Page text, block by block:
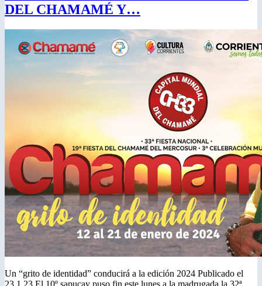
DEL CHAMAMÉ Y…
Un “grito de identidad” conducirá a la edición 2024 Publicado el
23.1.23 El 10º sapucay puso fin este lunes a la madrugada la 32ª